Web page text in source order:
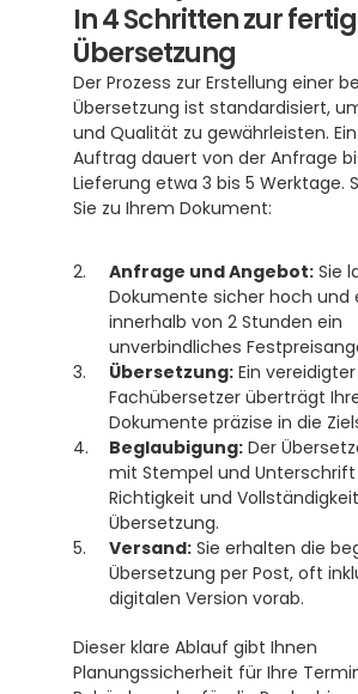
In 4 Schritten zur
Übersetzung
Der Prozess zur Erstellung einer
Übersetzung ist standardisiert,
und Qualität zu gewährleisten.
Auftrag dauert von der Anfrage
Lieferung etwa 3 bis 5 Werktage.
Sie zu Ihrem Dokument:
Anfrage und Angebot: Sie
Dokumente sicher hoch und
innerhalb von 2 Stunden ein
unverbindliches
Übersetzung: Ein vereidigter
Fachübersetzer überträgt
Dokumente präzise in die
Beglaubigung: Der
mit Stempel und Unterschrift
Richtigkeit und
Übersetzung.
Versand: Sie erhalten die
Übersetzung per Post, oft
digitalen Version vorab.
Dieser klare Ablauf gibt Ihnen
Planungssicherheit für Ihre